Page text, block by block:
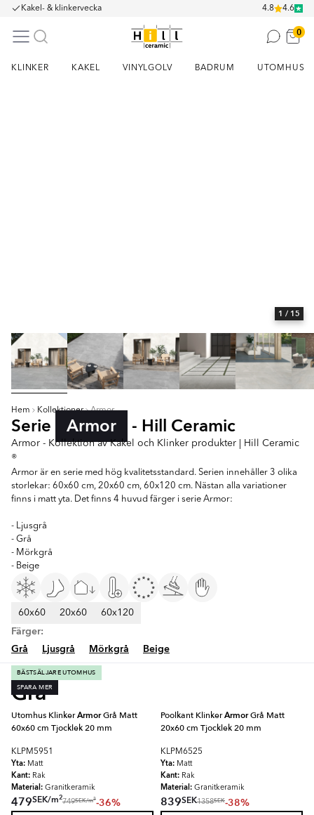
Kakel- & klinkervecka 4.8 4.6
0
KLINKER KAKEL VINYLGOLV BADRUM UTOMHUS
Hem Kollektioner Armor
Serie Armor - Hill Ceramic
Armor - Kollektion av Kakel och Klinker produkter | Hill Ceramic
®
Armor är en serie med hög kvalitetsstandard. Serien innehåller 3 olika
storlekar: 60x60 cm, 20x60 cm, 60x120 cm. Nästan alla variationer
finns i matt yta. Det finns 4 huvud färger i serie Armor:
- Ljusgrå
- Grå
- Mörkgrå
- Beige
60x60 20x60 60x120
Färger:
Grå
Ljusgrå Mörkgrå Beige
1 / 15
Grå
BÄSTSÄLJARE UTOMHUS
SPARA MER
Utomhus KlinkerArmorGrå Matt
60x60 cm Tjocklek 20 mm
KLPM5951
Yta: Matt
Kant: Rak
Material: Granitkeramik
479SEK/m2
749SEK/m2-36%
Poolkant KlinkerArmorGrå Matt
20x60 cm Tjocklek 20 mm
KLPM6525
Yta: Matt
Kant: Rak
Material: Granitkeramik
839SEK1358SEK-38%